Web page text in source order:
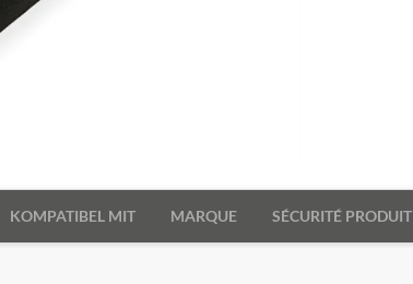
KOMPATIBEL MIT MARQUE SÉCURITÉ PRODUIT